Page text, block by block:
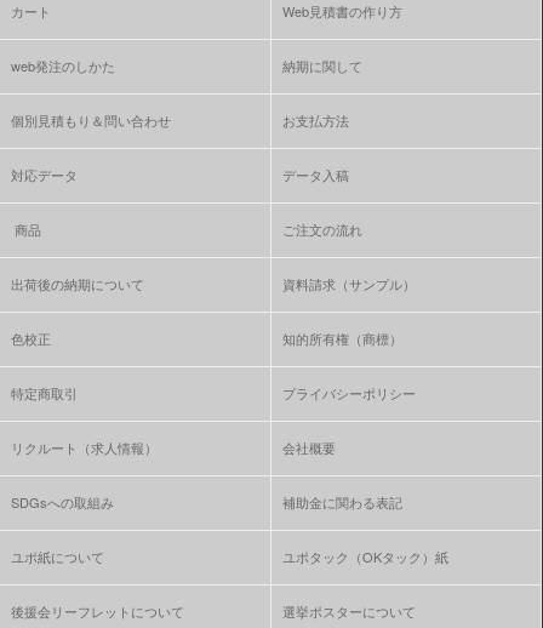
カート Web見積書の作り方
web発注のしかた 納期に関して
個別見積もり＆問い合わせ お支払方法
対応データ データ入稿
商品 ご注文の流れ
出荷後の納期について 資料請求（サンプル）
色校正 知的所有権（商標）
特定商取引 プライバシーポリシー
リクルート（求人情報） 会社概要
SDGsへの取組み 補助金に関わる表記
ユポ紙について ユポタック（OKタック）紙
後援会リーフレットについて 選挙ポスターについて